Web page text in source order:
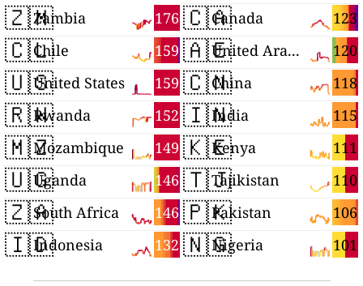
🇿🇲 176
Zambia
🇨🇱 159
Chile
🇺🇸 159
United States
🇷🇼 152
Rwanda
🇲🇿 149
Mozambique
🇺🇬 146
Uganda
🇿🇦 146
South Africa
🇮🇩 132
Indonesia
🇨🇦 123
Canada
🇦🇪 120
United Arab Emirates
🇨🇳 118
China
🇮🇳 115
India
🇰🇪 111
Kenya
🇹🇯 110
Tajikistan
🇵🇰 106
Pakistan
🇳🇬 101
Nigeria